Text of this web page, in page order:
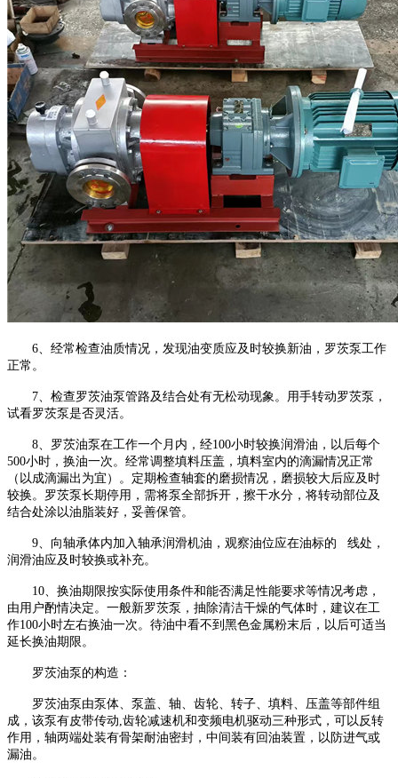
6、经常检查油质情况，发现油变质应及时较换新油，罗茨泵工作
正常。
7、检查罗茨油泵管路及结合处有无松动现象。用手转动罗茨泵，
试看罗茨泵是否灵活。
8、罗茨油泵在工作一个月内，经100小时较换润滑油，以后每个
500小时，换油一次。经常调整填料压盖，填料室内的滴漏情况正常
（以成滴漏出为宜）。定期检查轴套的磨损情况，磨损较大后应及时
较换。罗茨泵长期停用，需将泵全部拆开，擦干水分，将转动部位及
结合处涂以油脂装好，妥善保管。
9、向轴承体内加入轴承润滑机油，观察油位应在油标的 线处，
润滑油应及时较换或补充。
10、换油期限按实际使用条件和能否满足性能要求等情况考虑，
由用户酌情决定。一般新罗茨泵，抽除清洁干燥的气体时，建议在工
作100小时左右换油一次。待油中看不到黑色金属粉末后，以后可适当
延长换油期限。
罗茨油泵的构造：
罗茨油泵由泵体、泵盖、轴、齿轮、转子、填料、压盖等部件组
成，该泵有皮带传动,齿轮减速机和变频电机驱动三种形式，可以反转
作用，轴两端处装有骨架耐油密封，中间装有回油装置，以防进气或
漏油。